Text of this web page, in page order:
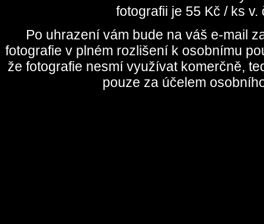
fotografii je 55 Kč / ks v.
Po uhrazení vám bude na váš e-mail
fotografie v plném rozlišení k osobnímu
že fotografie nesmí využívat komerčně,
pouze za účelem